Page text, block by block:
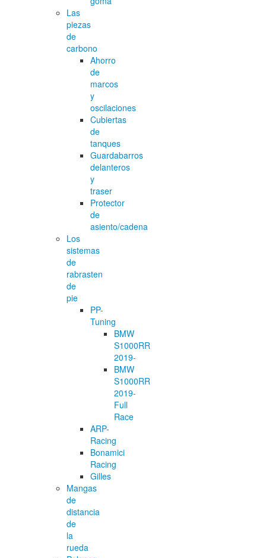
Las
piezas
de
carbono
Ahorro
de
marcos
y
oscilaciones
Cubiertas
de
tanques
Guardabarros
delanteros
y
traser
Protector
de
asiento/cadena
Los
sistemas
de
rabrasten
de
pie
PP-
Tuning
BMW
S1000RR
2019-
BMW
S1000RR
2019-
Full
Race
ARP-
Racing
Bonamici
Racing
Gilles
Mangas
de
distancia
de
la
rueda